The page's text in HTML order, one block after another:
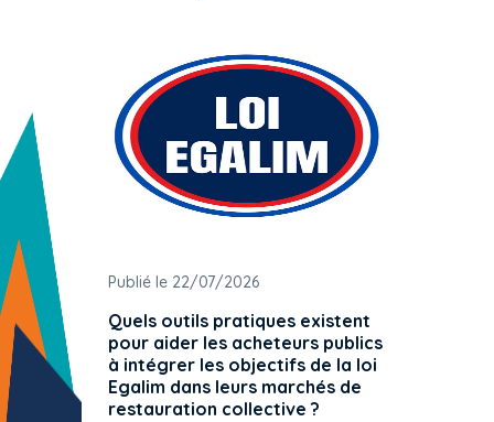
Publié le 22/07/2026
Quels outils pratiques existent
pour aider les acheteurs publics
à intégrer les objectifs de la loi
Egalim dans leurs marchés de
restauration collective ?